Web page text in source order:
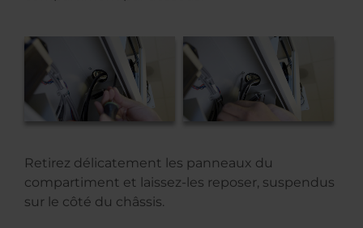
Retirez délicatement les panneaux du
compartiment et laissez-les reposer, suspendus
sur le côté du châssis.